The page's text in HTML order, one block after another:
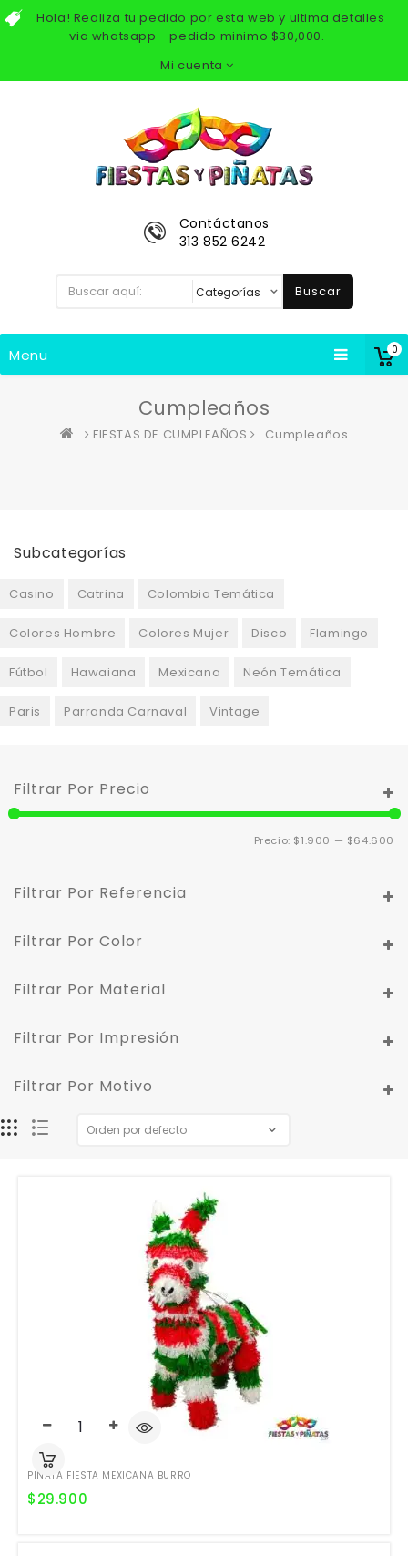
Hola! Realiza tu pedido por esta web y ultima detalles
via whatsapp - pedido minimo $30,000.
Mi cuenta
0
Contáctanos
313 852 6242
Buscar
Menu
Cumpleaños
FIESTAS DE CUMPLEAÑOS Cumpleaños
Subcategorías
Casino Catrina Colombia Temática
Colores Hombre Colores Mujer Disco Flamingo
Fútbol Hawaiana Mexicana Neón Temática
Paris Parranda Carnaval Vintage
Filtrar Por Precio
Precio: $1.900 — $64.600
Filtrar Por Referencia
Filtrar Por Color
Filtrar Por Material
Filtrar Por Impresión
Filtrar Por Motivo
PIÑATA FIESTA MEXICANA BURRO
$29.900